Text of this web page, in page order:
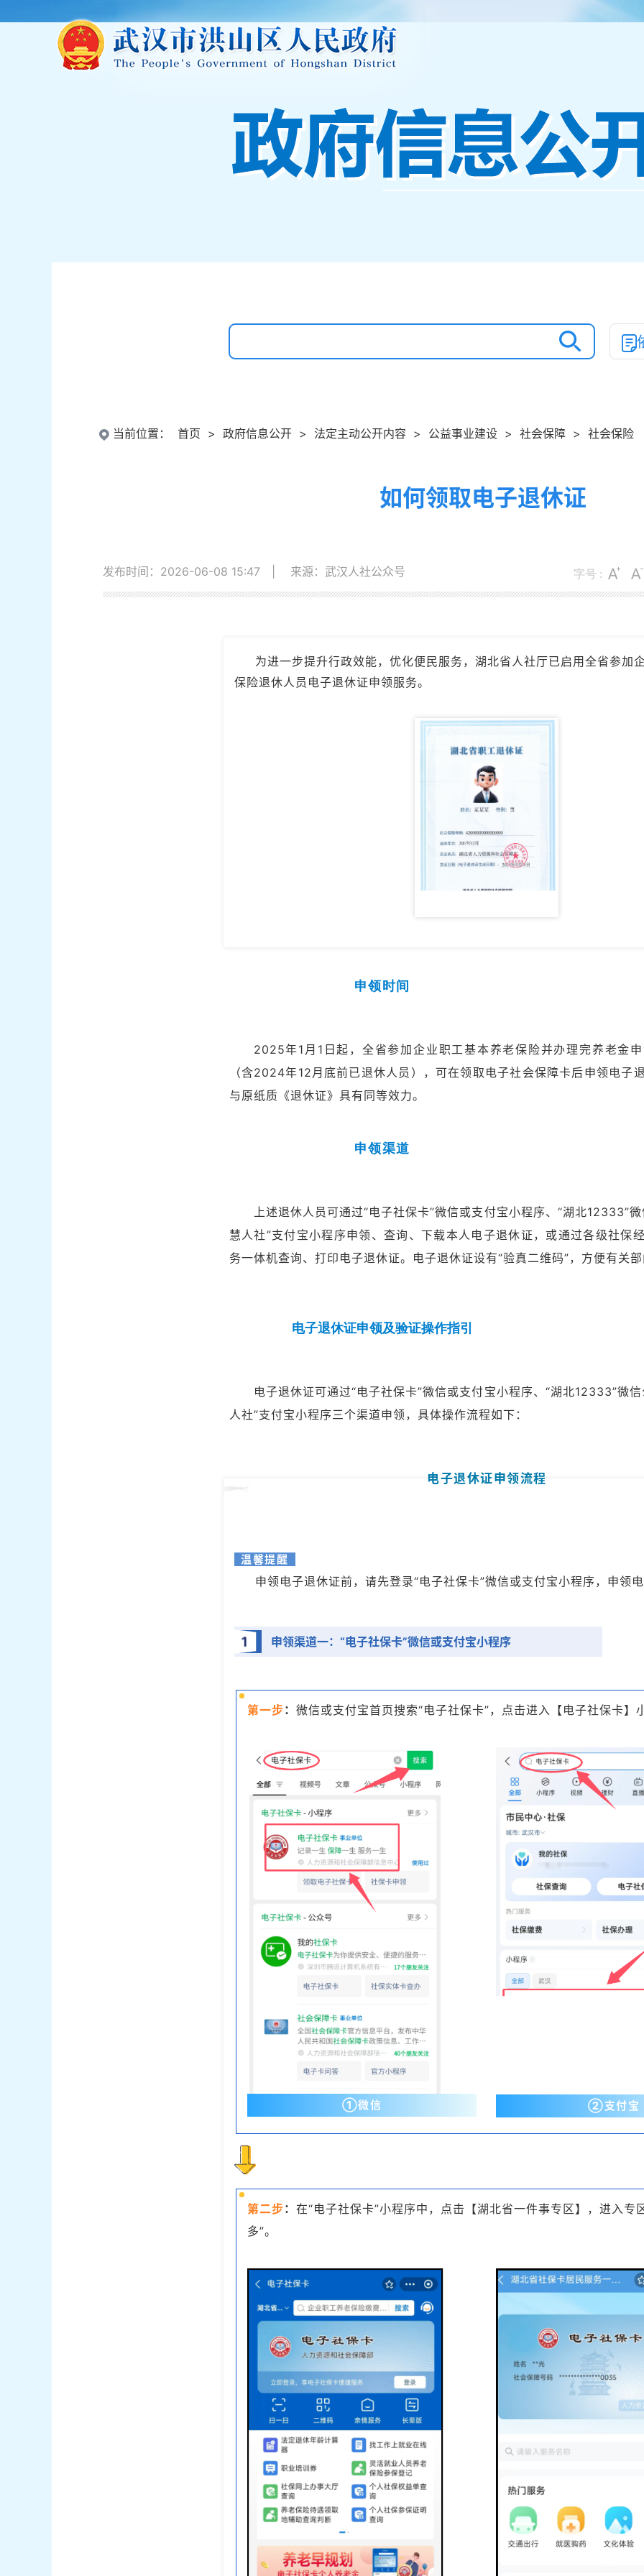
当前位置： 首页 > 政府信息公开 > 法定主动公开内容 > 公益事业建设 > 社会保障 > 社会保险
如何领取电子退休证
字号 :
发布时间：2026-06-08 15:47 来源：武汉人社公众号
为进一步提升行政效能，优化便民服务，湖北省人社厅已启用全省参加
保险退休人员电子退休证申领服务。
申领时间
2025年1月1日起，全省参加企业职工基本养老保险并办理完养老金
（含2024年12月底前已退休人员），可在领取电子社会保障卡后申领电子
与原纸质《退休证》具有同等效力。
申领渠道
上述退休人员可通过“电子社保卡”微信或支付宝小程序、“湖北12333”
慧人社”支付宝小程序申领、查询、下载本人电子退休证，或通过各级社保
务一体机查询、打印电子退休证。电子退休证设有“验真二维码”，方便有关
电子退休证申领及验证操作指引
电子退休证可通过“电子社保卡”微信或支付宝小程序、“湖北12333”微
人社”支付宝小程序三个渠道申领，具体操作流程如下：
电子退休证申领流程
温馨提醒
申领电子退休证前，请先登录“电子社保卡”微信或支付宝小程序，申领
1 申领渠道一： “电子社保卡”微信或支付宝小程序
第一步： 微信或支付宝首页搜索“电子社保卡”，点击进入【电子社保卡】
①微信 ②支付宝
第二步： 在“电子社保卡”小程序中，点击【湖北省一件事专区】，进入专
多”。